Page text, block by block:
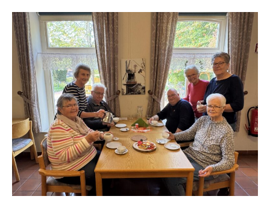
Deutsche
Stiftung
für
Engagment
und
Ehrenamt
sorgt
für
neues
Geschirr